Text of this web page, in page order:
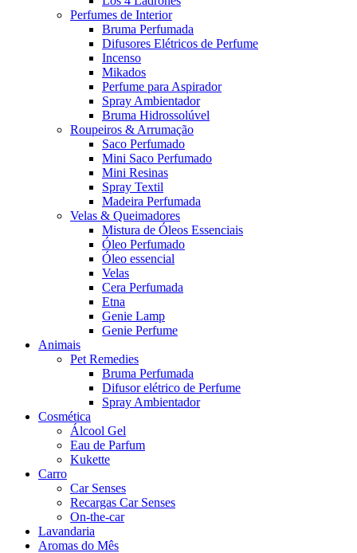
Perfumes de Interior
Bruma Perfumada
Difusores Elétricos de Perfume
Incenso
Mikados
Perfume para Aspirador
Spray Ambientador
Bruma Hidrossolúvel
Roupeiros & Arrumação
Saco Perfumado
Mini Saco Perfumado
Mini Resinas
Spray Textil
Madeira Perfumada
Velas & Queimadores
Mistura de Óleos Essenciais
Óleo Perfumado
Óleo essencial
Velas
Cera Perfumada
Etna
Genie Lamp
Genie Perfume
Animais
Pet Remedies
Bruma Perfumada
Difusor elétrico de Perfume
Spray Ambientador
Cosmética
Álcool Gel
Eau de Parfum
Kukette
Carro
Car Senses
Recargas Car Senses
On-the-car
Lavandaria
Aromas do Mês